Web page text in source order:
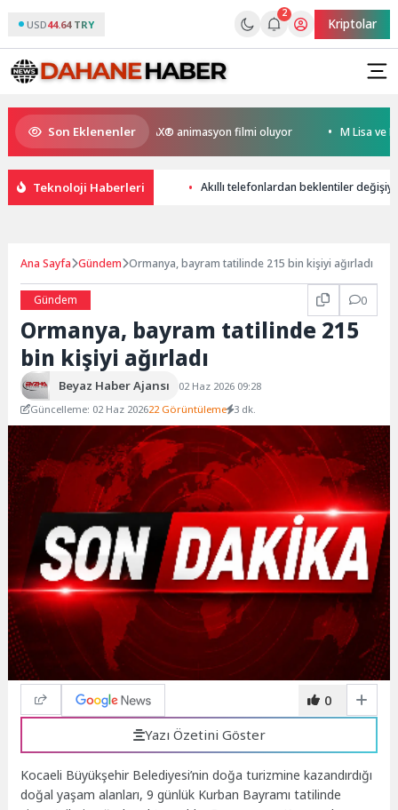
USD44.64 TRY
2
Kriptolar
Son Eklenenler
Kral Türkiye’nin ilk IMAX® animasyon filmi oluyor M Lisa ve
Teknoloji Haberleri Akıllı telefonlardan beklentiler
Ana Sayfa Gündem Ormanya, bayram tatilinde 215 bin kişiyi ağırladı
Gündem 0
Ormanya, bayram tatilinde 215
bin kişiyi ağırladı
Beyaz Haber Ajansı
02 Haz 2026 09:28
Güncelleme: 02 Haz 202622 Görüntüleme 3 dk.
0
Yazı Özetini Göster
Kocaeli Büyükşehir Belediyesi’nin doğa turizmine kazandırdığı
doğal yaşam alanları, 9 günlük Kurban Bayramı tatilinde